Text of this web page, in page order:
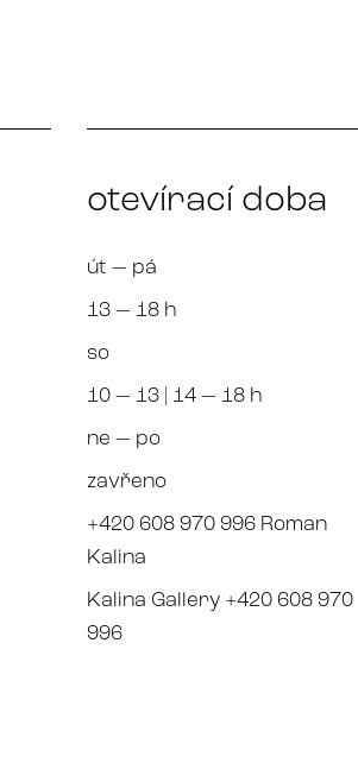
otevírací doba
út — pá
13 — 18 h
so
10 — 13 | 14 — 18 h
ne — po
zavřeno
+420 608 970 996 Roman
Kalina
Kalina Gallery +420 608 970
996